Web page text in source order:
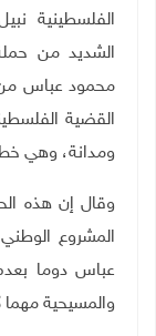
الفلسطينية
الشديد من
محمود عباس من
القضية
ومدانة، وهي
وقال إن هذه
المشروع
عباس دوما
والمسيحية مهما